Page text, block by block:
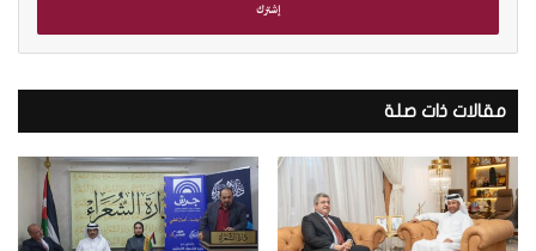
ب
ي
د
ك
ا
ل
إ
ل
مقالات ذات صلة